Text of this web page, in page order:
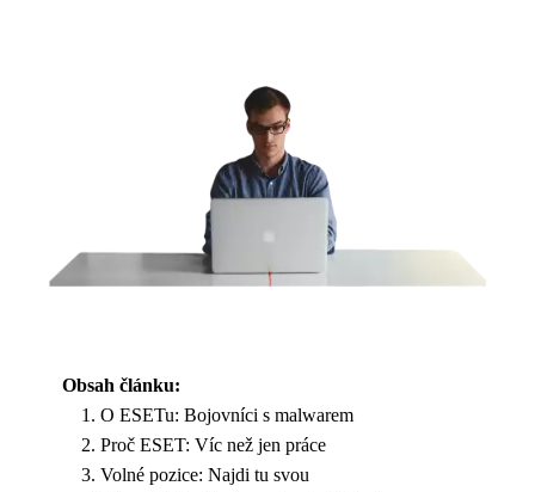
Obsah článku:
O ESETu: Bojovníci s malwarem
Proč ESET: Víc než jen práce
Volné pozice: Najdi tu svou